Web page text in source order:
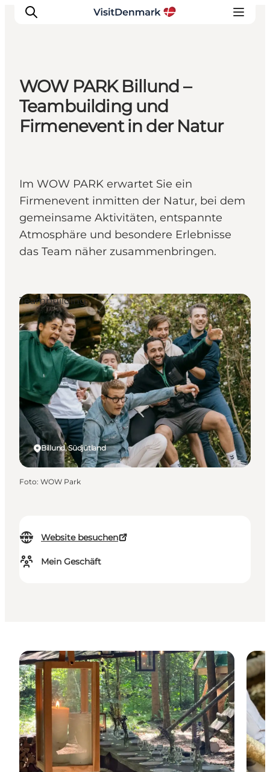
Inspiration
Regionen
Erlebnisse
WOW PARK Billund –
Teambuilding und
Firmenevent in der Natur
Im WOW PARK erwartet Sie ein
Firmenevent inmitten der Natur, bei dem
gemeinsame Aktivitäten, entspannte
Atmosphäre und besondere Erlebnisse
das Team näher zusammenbringen.
Website besuchen
Mein Geschäft
Billund, Südjütland
Teambuilding
Foto: WOW Park